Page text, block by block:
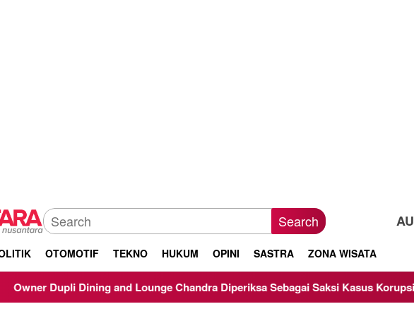
Search
OTOMOTIF TEKNO HUKUM OPINI SASTRA ZONA WISATA
Lounge Chandra Diperiksa Sebagai Saksi Kasus Korupsi Bibit Nanas Sulsel Rp